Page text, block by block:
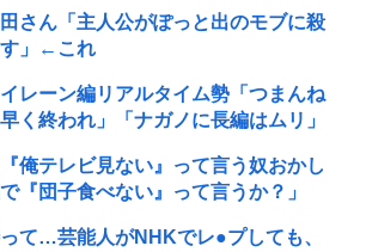
さん「主人公がぽっと出のモブに殺
す」←これ
レーン編リアルタイム勢「つまんね
く終われ」「ナガノに長編はムリ」
『俺テレビ見ない』って言う奴おかし
『団子食べない』って言うか？」
て…芸能人がNHKでレ●プしても、